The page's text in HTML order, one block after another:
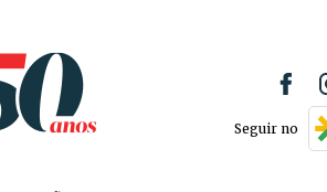
Seguir no